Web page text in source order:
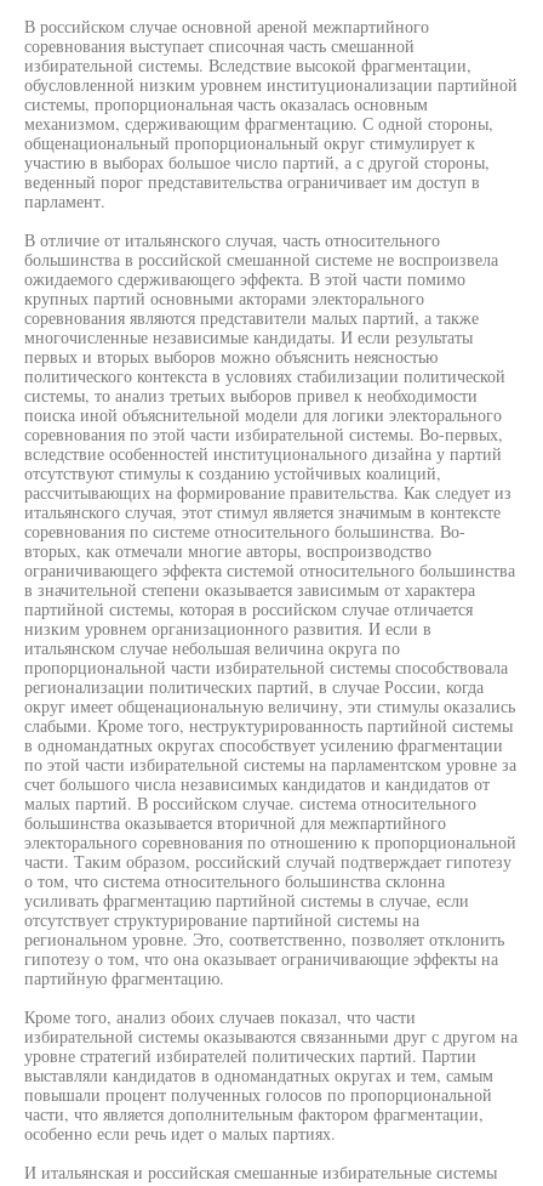
В российском случае основной ареной межпартийного
соревнования выступает списочная часть смешанной
избирательной системы. Вследствие высокой фрагментации,
обусловленной низким уровнем институционализации партийной
системы, пропорциональная часть оказалась основным
механизмом, сдерживающим фрагментацию. С одной стороны,
общенациональный пропорциональный округ стимулирует к
участию в выборах большое число партий, а с другой стороны,
веденный порог представительства ограничивает им доступ в
парламент.
В отличие от итальянского случая, часть относительного
большинства в российской смешанной системе не воспроизвела
ожидаемого сдерживающего эффекта. В этой части помимо
крупных партий основными акторами электорального
соревнования являются представители малых партий, а также
многочисленные независимые кандидаты. И если результаты
первых и вторых выборов можно объяснить неясностью
политического контекста в условиях стабилизации политической
системы, то анализ третьих выборов привел к необходимости
поиска иной объяснительной модели для логики электорального
соревнования по этой части избирательной системы. Во-первых,
вследствие особенностей институционального дизайна у партий
отсутствуют стимулы к созданию устойчивых коалиций,
рассчитывающих на формирование правительства. Как следует из
итальянского случая, этот стимул является значимым в контексте
соревнования по системе относительного большинства. Во-
вторых, как отмечали многие авторы, воспроизводство
ограничивающего эффекта системой относительного большинства
в значительной степени оказывается зависимым от характера
партийной системы, которая в российском случае отличается
низким уровнем организационного развития. И если в
итальянском случае небольшая величина округа по
пропорциональной части избирательной системы способствовала
регионализации политических партий, в случае России, когда
округ имеет общенациональную величину, эти стимулы оказались
слабыми. Кроме того, неструктурированность партийной системы
в одномандатных округах способствует усилению фрагментации
по этой части избирательной системы на парламентском уровне за
счет большого числа независимых кандидатов и кандидатов от
малых партий. В российском случае. система относительного
большинства оказывается вторичной для межпартийного
электорального соревнования по отношению к пропорциональной
части. Таким образом, российский случай подтверждает гипотезу
о том, что система относительного большинства склонна
усиливать фрагментацию партийной системы в случае, если
отсутствует структурирование партийной системы на
региональном уровне. Это, соответственно, позволяет отклонить
гипотезу о том, что она оказывает ограничивающие эффекты на
партийную фрагментацию.
Кроме того, анализ обоих случаев показал, что части
избирательной системы оказываются связанными друг с другом на
уровне стратегий избирателей политических партий. Партии
выставляли кандидатов в одномандатных округах и тем, самым
повышали процент полученных голосов по пропорциональной
части, что является дополнительным фактором фрагментации,
особенно если речь идет о малых партиях.
И итальянская и российская смешанные избирательные системы